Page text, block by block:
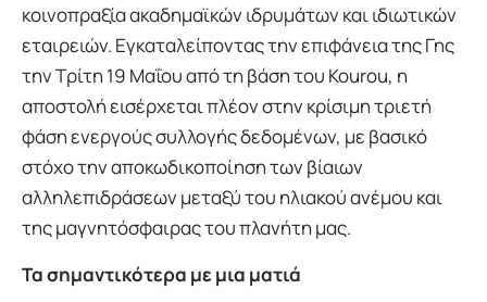
κοινοπραξία ακαδημαϊκών ιδρυμάτων και ιδιωτικών
εταιρειών. Εγκαταλείποντας την επιφάνεια της Γης
την Τρίτη 19 Μαΐου από τη βάση του Kourou, η
αποστολή εισέρχεται πλέον στην κρίσιμη τριετή
φάση ενεργούς συλλογής δεδομένων, με βασικό
στόχο την αποκωδικοποίηση των βίαιων
αλληλεπιδράσεων μεταξύ του ηλιακού ανέμου και
της μαγνητόσφαιρας του πλανήτη μας.
Τα σημαντικότερα με μια ματιά